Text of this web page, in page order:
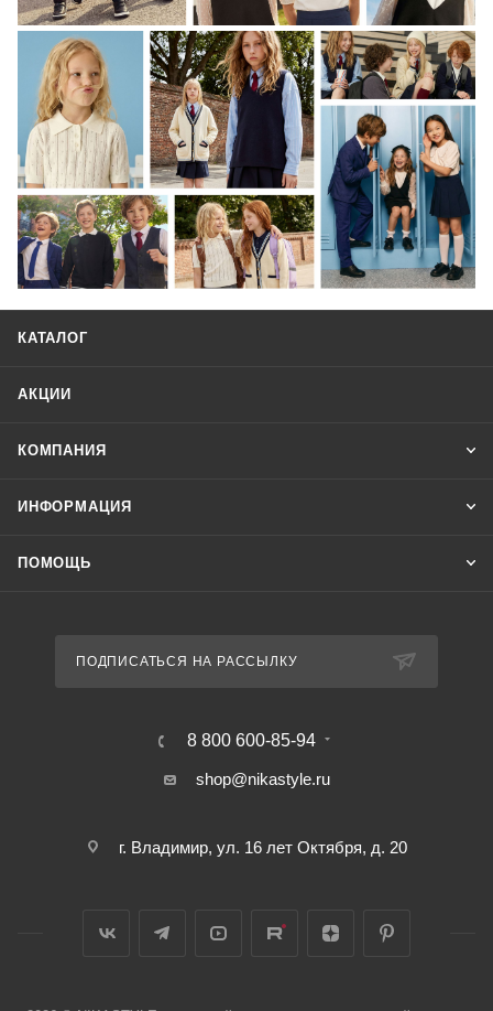
КАТАЛОГ
АКЦИИ
КОМПАНИЯ
ИНФОРМАЦИЯ
ПОМОЩЬ
ПОДПИСАТЬСЯ НА РАССЫЛКУ
8 800 600-85-94
shop@nikastyle.ru
г. Владимир, ул. 16 лет Октября, д. 20